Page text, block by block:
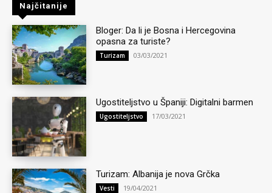
Najčitanije
Bloger: Da li je Bosna i Hercegovina
opasna za turiste?
Turizam 03/03/2021
Ugostiteljstvo u Španiji: Digitalni barmen
Ugostiteljstvo 17/03/2021
Turizam: Albanija je nova Grčka
Vesti 19/04/2021